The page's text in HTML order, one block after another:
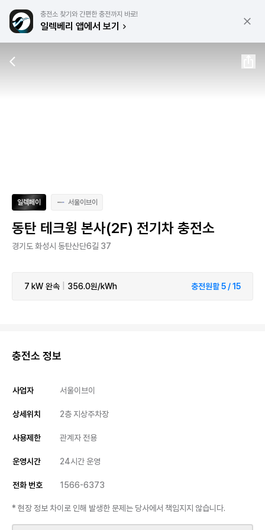
충전소 찾기와 간편한 충전까지 바로!
일렉베리 앱에서 보기
일렉페이 서울이브이
동탄 테크윙 본사(2F) 전기차 충전소
경기도 화성시 동탄산단6길 37
7 kW 완속 356.0원/kWh 충전원활 5 / 15
충전소 정보
사업자 서울이브이
상세위치 2층 지상주차장
사용제한 관계자 전용
운영시간 24시간 운영
전화 번호 1566-6373
* 현장 정보 차이로 인해 발생한 문제는 당사에서 책임지지 않습니다.